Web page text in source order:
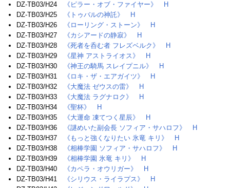
DZ-TB03/H24
《ピラー・オブ・ファイヤー》
H
DZ-TB03/H25
《トゥバルの神託》
H
DZ-TB03/H26
《ローリング・ストーン》
H
DZ-TB03/H27
《カシアードの静寂》
H
DZ-TB03/H28
《死者を呑む者 フレズベルク》
H
DZ-TB03/H29
《星神 アストライオス》
H
DZ-TB03/H30
《神王の騎馬 スレイプニル》
H
DZ-TB03/H31
《ロキ・ザ・エアガイツ》
H
DZ-TB03/H32
《大魔法 ゼウスの雷》
H
DZ-TB03/H33
《大魔法 ラグナロク》
H
DZ-TB03/H34
《聖杯》
H
DZ-TB03/H35
《大運命 凍てつく星辰》
H
DZ-TB03/H36
《謎めいた副会長 ソフィア・サハロフ》
H
DZ-TB03/H37
《もっと強くなりたい 氷竜 キリ》
H
DZ-TB03/H38
《相棒学園 ソフィア・サハロフ》
H
DZ-TB03/H39
《相棒学園 氷竜 キリ》
H
DZ-TB03/H40
《カペラ・オウリガー》
H
DZ-TB03/H41
《シリウス・ライラプス》
H